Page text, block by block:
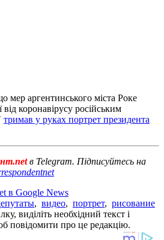
мер аргентинського міста Роке
коронавірусу російським
тримав у руках портрет президента
в Telegram. Підписуйтесь на
в Google News
, видео, портрет, рисование
виділіть необхідний текст і
повідомити про це редакцію.